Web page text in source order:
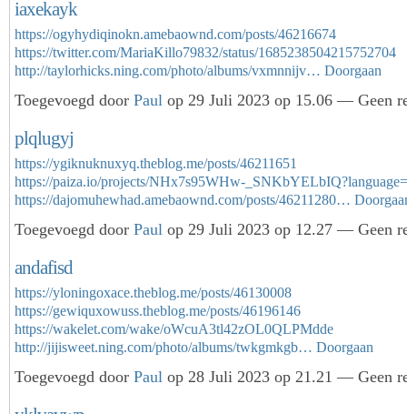
iaxekayk
https://ogyhydiqinokn.amebaownd.com/posts/46216674
https://twitter.com/MariaKillo79832/status/1685238504215752704
http://taylorhicks.ning.com/photo/albums/vxmnnijv… Doorgaan
Toegevoegd door Paul op 29 Juli 2023 op 15.06 — Geen
plqlugyj
https://ygiknuknuxyq.theblog.me/posts/46211651
https://paiza.io/projects/NHx7s95WHw-
https://dajomuhewhad.amebaownd.com/posts/46211280…
Toegevoegd door Paul op 29 Juli 2023 op 12.27 — Geen
andafisd
https://yloningoxace.theblog.me/posts/46130008
https://gewiquxowuss.theblog.me/posts/46196146
https://wakelet.com/wake/oWcuA3tl42zOL0QLPMdde
http://jijisweet.ning.com/photo/albums/twkgmkgb… Doorgaan
Toegevoegd door Paul op 28 Juli 2023 op 21.21 — Geen